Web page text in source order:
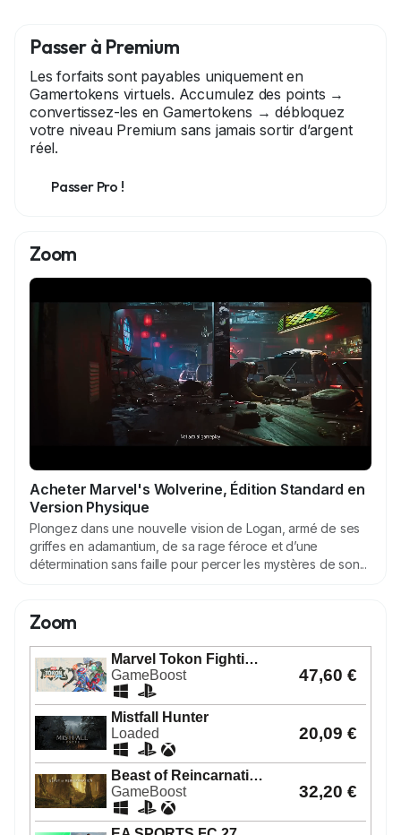
Passer à Premium
Les forfaits sont payables uniquement en
Gamertokens virtuels. Accumulez des points →
convertissez-les en Gamertokens → débloquez
votre niveau Premium sans jamais sortir d’argent
réel.
Passer Pro !
Zoom
Acheter Marvel's Wolverine, Édition Standard en
Version Physique
Plongez dans une nouvelle vision de Logan, armé de ses
griffes en adamantium, de sa rage féroce et d’une
détermination sans faille pour percer les mystères de son...
Zoom